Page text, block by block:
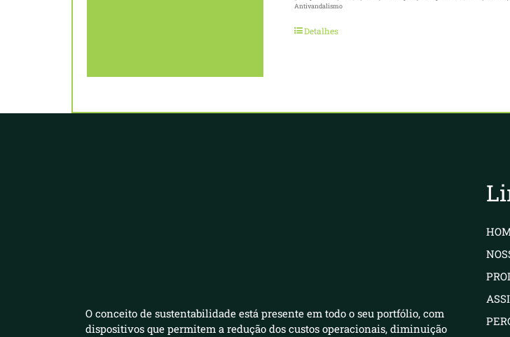
Antivandalismo
Detalhes
O conceito de sustentabilidade está presente em todo o seu portfólio, com
dispositivos que permitem a redução dos custos operacionais, diminuição